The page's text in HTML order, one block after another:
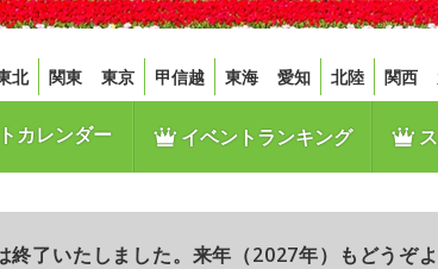
北 関東 東京 甲信越 東海 愛知 北陸 関西
カレンダー イベントランキング ス
終了いたしました。来年（2027年）もどうぞよ